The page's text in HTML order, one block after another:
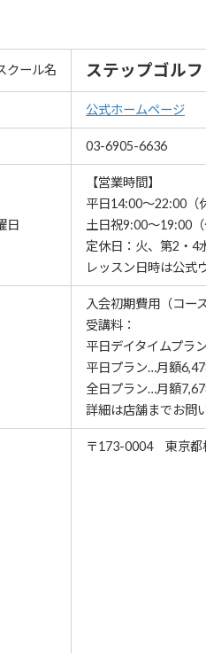
クール名 ステップゴル
公式ホームページ
03-6905-6636
日
【営業時間】
平日14:00～22:00（
土日祝9:00～19:00
定休日：火、第2・4
レッスン⽇時は公式
入会初期費用（コー
受講料：
平日デイタイムプラ
平日プラン…月額
全日プラン…月額
詳細は店舗までお問
〒173-0004 東京都